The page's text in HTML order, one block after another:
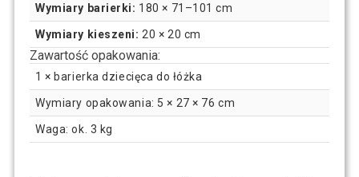
Wymiary barierki: 180 × 71–101 cm
Wymiary kieszeni: 20 × 20 cm
Zawartość opakowania:
1 × barierka dziecięca do łóżka
Wymiary opakowania: 5 × 27 × 76 cm
Waga: ok. 3 kg